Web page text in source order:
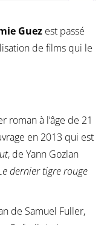
Guezest passé
de films qui le
roman à l’âge de 21
en 2013 qui est
, de Yann Gozlan
dernier tigre rouge
de Samuel Fuller,